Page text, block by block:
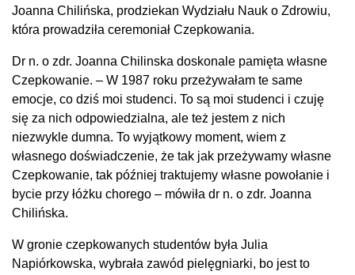
Joanna Chilińska, prodziekan Wydziału Nauk o Zdrowiu,
która prowadziła ceremoniał Czepkowania.
Dr n. o zdr. Joanna Chilinska doskonale pamięta własne
Czepkowanie. – W 1987 roku przeżywałam te same
emocje, co dziś moi studenci. To są moi studenci i czuję
się za nich odpowiedzialna, ale też jestem z nich
niezwykle dumna. To wyjątkowy moment, wiem z
własnego doświadczenie, że tak jak przeżywamy własne
Czepkowanie, tak później traktujemy własne powołanie i
bycie przy łóżku chorego – mówiła dr n. o zdr. Joanna
Chilińska.
W gronie czepkowanych studentów była Julia
Napiórkowska, wybrała zawód pielęgniarki, bo jest to